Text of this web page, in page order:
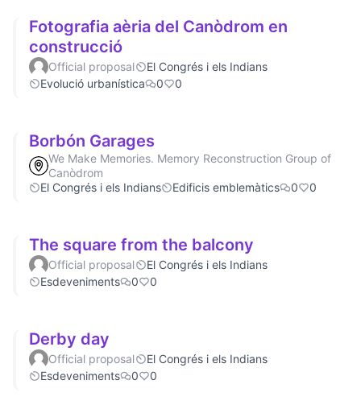
Fotografia aèria del Canòdrom en
construcció
Official proposal
El Congrés i els Indians
Evolució urbanística
0 0
Borbón Garages
We Make Memories. Memory Reconstruction Group of
Canòdrom
El Congrés i els Indians
Edificis emblemàtics 0 0
The square from the balcony
Official proposal
El Congrés i els Indians
Esdeveniments
0 0
Derby day
Official proposal
El Congrés i els Indians
Esdeveniments
0 0